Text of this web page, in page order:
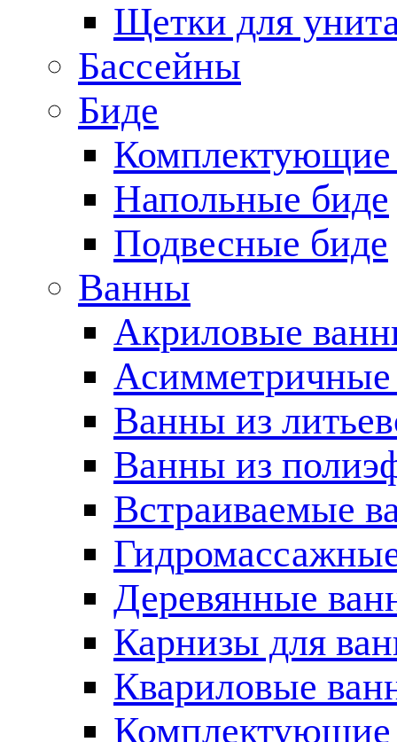
Щетки для
Бассейны
Биде
Комплектующие
Напольные биде
Подвесные биде
Ванны
Акриловые
Ванны из
Ванны из
Встраиваемые
Деревянные
Карнизы для
Квариловые
Комплектующие